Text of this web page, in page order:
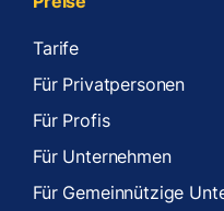
Tarife
Für Privatpersonen
Für Profis
Für Unternehmen
Für Gemeinnützige